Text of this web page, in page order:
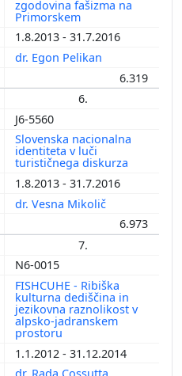
zgodovina fašizma na
Primorskem
1.8.2013 - 31.7.2016
dr. Egon Pelikan
6.319
6.
J6-5560
Slovenska nacionalna
identiteta v luči
turističnega diskurza
1.8.2013 - 31.7.2016
dr. Vesna Mikolič
6.973
7.
N6-0015
FISHCUHE - Ribiška
kulturna dediščina in
jezikovna raznolikost v
alpsko-jadranskem
prostoru
1.1.2012 - 31.12.2014